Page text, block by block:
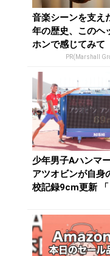
音楽シーンを支え
年の歴史、このヘ
ホンで感じてみて
PR(Marshall
少年男子Aハンマ
アツオビンが自身
校記録9cm更新